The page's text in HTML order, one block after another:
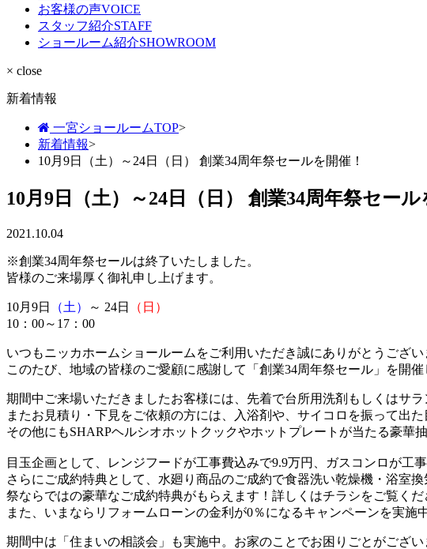
お客様の声VOICE
スタッフ紹介STAFF
ショールーム紹介SHOWROOM
× close
新着情報
一宮ショールームTOP>
新着情報>
10月9日（土）～24日（日） 創業34周年祭セールを開催！
10月9日（土）～24日（日） 創業34周年祭セール
2021.10.04
※創業34周年祭セールは終了いたしました。
皆様のご来場厚く御礼申し上げます。
10月9日 （土） ～ 24日
（日）
10：00～17：00
いつもニッカホームショールームをご利用いただき誠にありがとうござい
このたび、地域の皆様のご愛顧に感謝して「創業34周年祭セール」を開催
期間中ご来場いただきましたお客様には、先着で台所用洗剤もしくはサ
またお見積り・下見をご依頼の方には、入浴剤や、サイコロを振って出
その他にもSHARPヘルシオホットクックやホットプレートが当たる豪華
目玉企画として、レンジフードが工事費込みで9.9万円、ガスコンロが工
さらにご成約特典として、水廻り商品のご成約で食器洗い乾燥機・浴室
祭ならではの豪華なご成約特典がもらえます！詳しくはチラシをご覧くだ
また、いまならリフォームローンの金利が0％になるキャンペーンを実施
期間中は「住まいの相談会」も実施中。お家のことでお困りごとがござ